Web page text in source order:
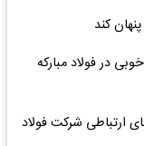
کند
در فولاد مبارکه
ارتباطی شرکت فولاد